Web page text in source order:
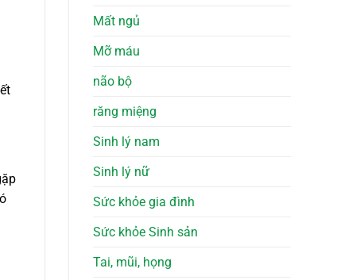
Mất ngủ
Mỡ máu
não bộ
răng miệng
Sinh lý nam
Sinh lý nữ
Sức khỏe gia đình
Sức khỏe Sinh sản
Tai, mũi, họng